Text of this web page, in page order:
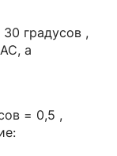
градусов ,
а
= 0,5 ,